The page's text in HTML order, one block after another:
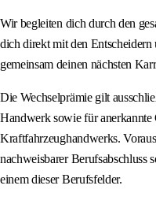
Wir begleiten dich durch den
dich direkt mit den Entscheidern
gemeinsam deinen nächsten
Die Wechselprämie gilt
Handwerk sowie für anerkannte
Kraftfahrzeughandwerks.
nachweisbarer Berufsabschluss
einem dieser Berufsfelder.